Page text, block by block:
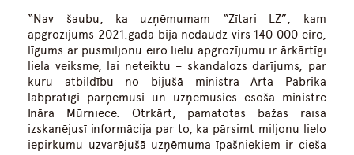
“Nav šaubu, ka uzņēmumam “Zītari LZ”, kam
apgrozījums 2021.gadā bija nedaudz virs 140 000 eiro,
līgums ar pusmiljonu eiro lielu apgrozījumu ir ārkārtīgi
liela veiksme, lai neteiktu – skandalozs darījums, par
kuru atbildību no bijušā ministra Arta Pabrika
labprātīgi pārņēmusi un uzņēmusies esošā ministre
Ināra Mūrniece. Otrkārt, pamatotas bažas raisa
izskanējusī informācija par to, ka pārsimt miljonu lielo
iepirkumu uzvarējušā uzņēmuma īpašniekiem ir cieša